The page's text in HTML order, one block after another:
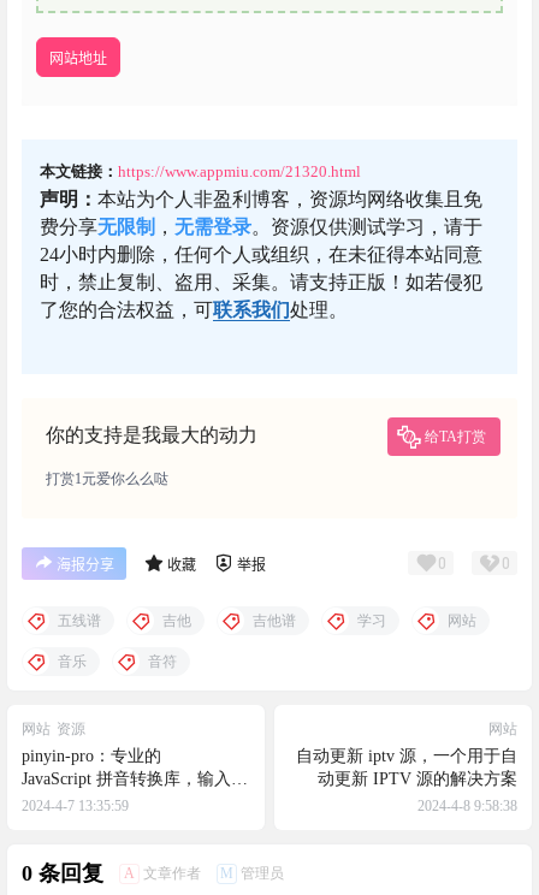
网站地址
本文链接： https://www.appmiu.com/21320.html
声明： 本站为个人非盈利博客，资源均网络收集且免
费分享无限制 ， 无需登录。资源仅供测试学习，请于
24小时内删除，任何个人或组织，在未征得本站同意
时，禁止复制、盗用、采集。请支持正版！如若侵犯
了您的合法权益，可联系我们处理。
你的支持是我最大的动力 给TA打赏
打赏1元爱你么么哒
海报分享 收藏 举报 0 0
五线谱 吉他 吉他谱 学习 网站
音乐 音符
网站 资源
pinyin-pro：专业的
JavaScript 拼音转换库，输入汉
字输出拼音
2024-4-7 13:35:59
网站
自动更新 iptv 源，一个用于自
动更新 IPTV 源的解决方案
2024-4-8 9:58:38
0 条回复 A 文章作者 M 管理员